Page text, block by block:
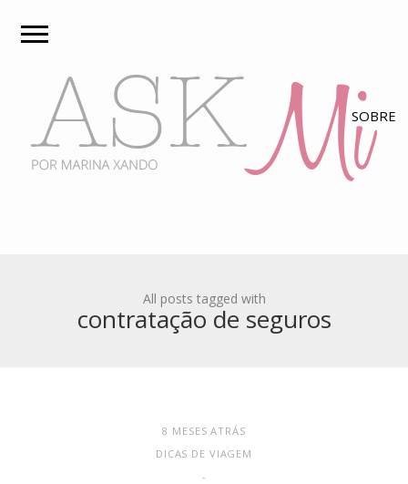
All posts tagged with
contratação de seguros
8 MESES ATRÁS
DICAS DE VIAGEM
-